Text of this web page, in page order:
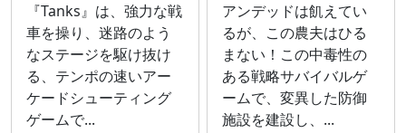
『Tanks』は、強力な戦
車を操り、迷路のよう
なステージを駆け抜け
る、テンポの速いアー
ケードシューティング
ゲームで...
アンデッドは飢えてい
るが、この農夫はひる
まない！この中毒性の
ある戦略サバイバルゲ
ームで、変異した防御
施設を建設し、...